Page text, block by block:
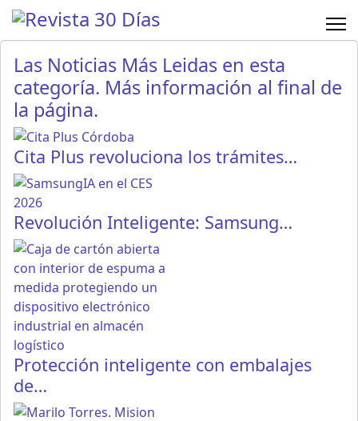
Las Noticias Más Leidas en esta
categoría. Más información al final de
la página.
Cita Plus revoluciona los trámites…
Revolución Inteligente: Samsung…
Protección inteligente con embalajes
de…